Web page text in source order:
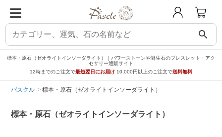
search
標本・原石（ゼオライトインソーダライト）｜パワーストーンや誕生石のブレスレット・アク
セサリー通販サイト
12時までのご注文で最短翌日にお届け 10,000円以上のご注文で送料無料
パスクル 標本・原石（ゼオライトインソーダライト）
標本・原石（ゼオライトインソーダライト）